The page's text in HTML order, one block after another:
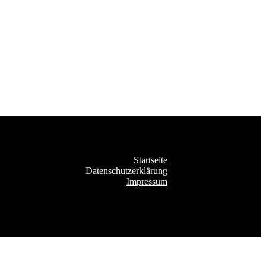
Startseite
Datenschutzerklärung
Impressum